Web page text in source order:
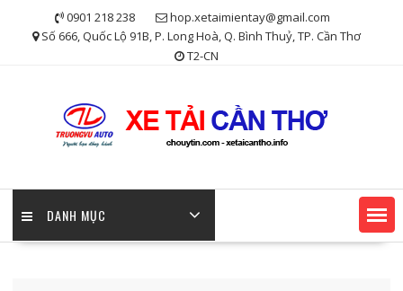
0901 218 238
hop.xetaimientay@gmail.com
Số 666, Quốc Lộ 91B, P. Long Hoà, Q. Bình Thuỷ, TP. Cần Thơ
T2-CN
DANH MỤC